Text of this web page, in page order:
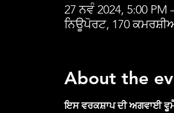
27 ਨਵੰ 2024, 5:00 PM
ਨਿਊਪੋਰਟ, 170
About the
ਇਸ ਵਰਕਸ਼ਾਪ ਦੀ ਅਗਵਾਈ